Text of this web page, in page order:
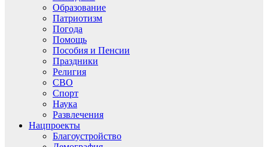
Образование
Патриотизм
Погода
Помощь
Пособия и Пенсии
Праздники
Религия
СВО
Спорт
Наука
Развлечения
Нацпроекты
Благоустройство